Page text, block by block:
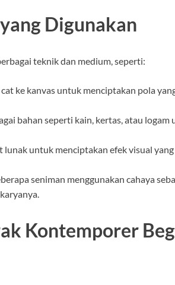
Digunakan
teknik dan medium, seperti:
ke kanvas untuk menciptakan pola
bahan seperti kain, kertas, atau logam
lunak untuk menciptakan efek visual
seniman menggunakan cahaya
Kontemporer